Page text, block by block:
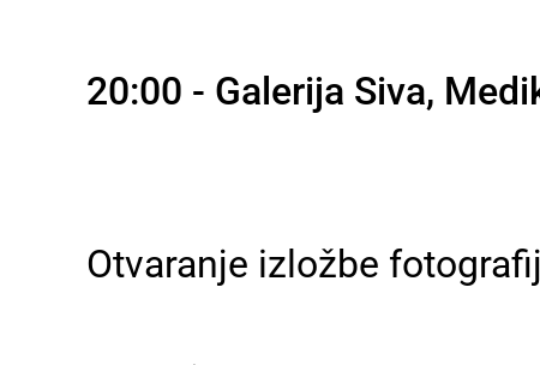
20:00 - Galerija Siva,
Otvaranje izložbe